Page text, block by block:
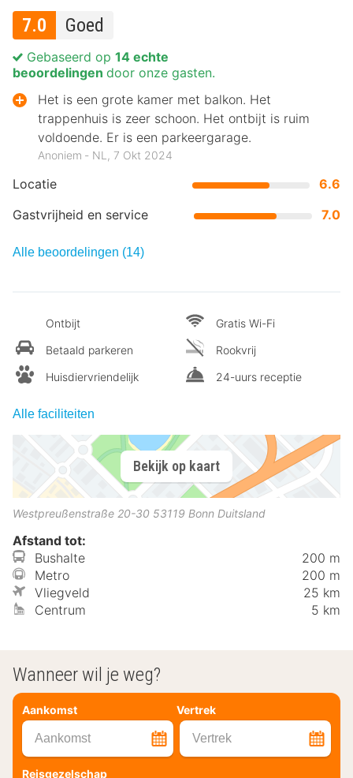
7.0 Goed
Locatie
6.6
Gastvrijheid en service
7.0
Gebaseerd op 14 echte
beoordelingen door onze gasten.
Het is een grote kamer met balkon. Het
trappenhuis is zeer schoon. Het ontbijt is ruim
voldoende. Er is een parkeergarage.
Anoniem ‐ NL, 7 Okt 2024
Alle beoordelingen (14)
Ontbijt
Betaald parkeren
Huisdiervriendelijk
Gratis Wi-Fi
Rookvrij
24-uurs receptie
Alle faciliteiten
Bekijk op kaart
Westpreußenstraße 20-30 53119 Bonn Duitsland
Afstand tot:
Bushalte
200 m
Metro
200 m
Vliegveld
25 km
Centrum
5 km
Wanneer wil je weg?
Aankomst Vertrek
Aankomst Vertrek
Reisgezelschap